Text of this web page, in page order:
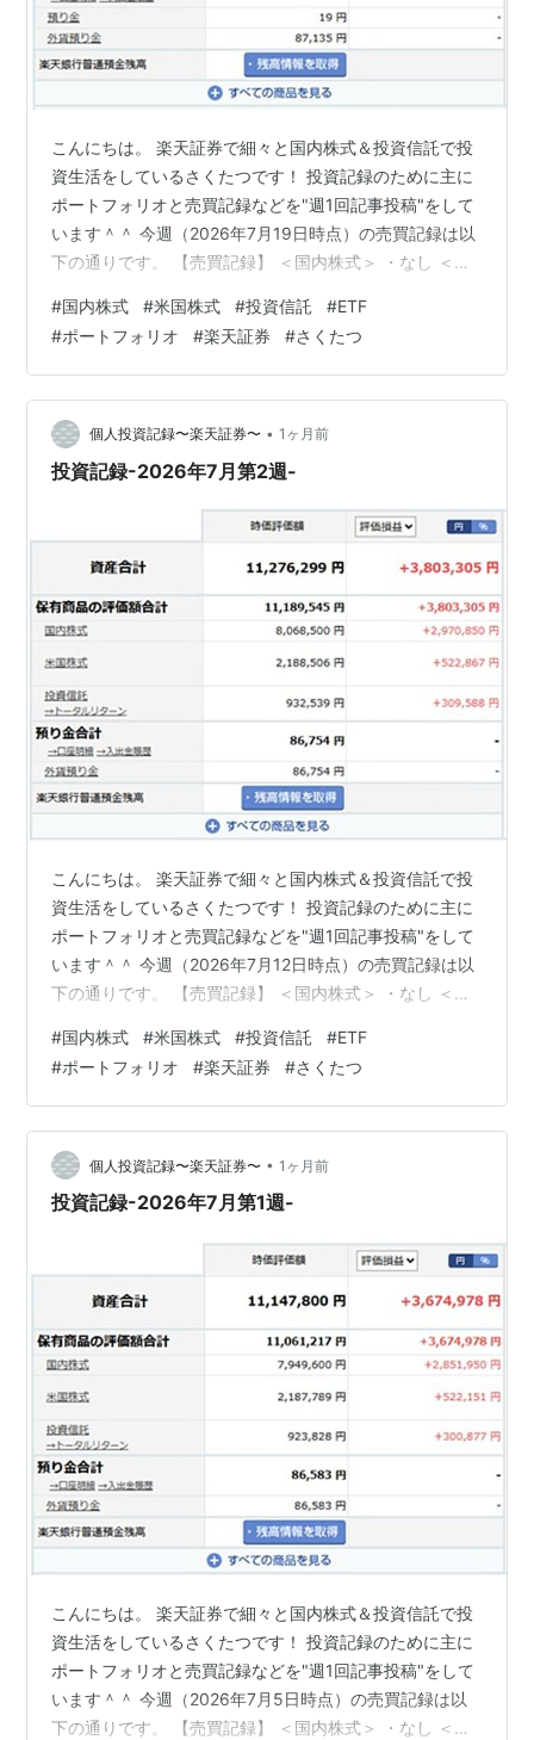
こんにちは。 楽天証券で細々と国内株式＆投資信託で投
資生活をしているさくたつです！ 投資記録のために主に
ポートフォリオと売買記録などを"週1回記事投稿"をして
います＾＾ 今週（2026年7月19日時点）の売買記録は以
下の通りです。 【売買記録】 ＜国内株式＞ ・なし ＜米
株式ETF 1株（単価$48.520/為替レート¥160.430）約定
日：2026年7月16日 ＜投資信託＞ ・買付：ニッセイグロ
ーバル好配当株式プラス（毎月決算型）30円 約定日：
2026年7月15日 ・買付：ダイワJ-REITオープン（毎月分
配型）4円 約定日：…
#国内株式 #米国株式 #投資信託 #ETF
#ポートフォリオ #楽天証券 #さくたつ
個人投資記録〜楽天証券〜 • 1ヶ月前
投資記録-2026年7月第2週-
こんにちは。 楽天証券で細々と国内株式＆投資信託で投
資生活をしているさくたつです！ 投資記録のために主に
ポートフォリオと売買記録などを"週1回記事投稿"をして
います＾＾ 今週（2026年7月12日時点）の売買記録は以
下の通りです。 【売買記録】 ＜国内株式＞ ・なし ＜米
オ】 ＜資産合計＞ ＜資産比率＞ ＜保有商品詳細＞ 先週
との評価損益比較は+128,328円となりました。 ・国内株
式：今週8,068,500円－先週7,949,600円＝+118,900円
・米国株式：今週2,188,506円－先週2,187,789円＝+717
円 ・投資…
#国内株式 #米国株式 #投資信託 #ETF
#ポートフォリオ #楽天証券 #さくたつ
個人投資記録〜楽天証券〜 • 1ヶ月前
投資記録-2026年7月第1週-
こんにちは。 楽天証券で細々と国内株式＆投資信託で投
資生活をしているさくたつです！ 投資記録のために主に
ポートフォリオと売買記録などを"週1回記事投稿"をして
います＾＾ 今週（2026年7月5日時点）の売買記録は以
下の通りです。 【売買記録】 ＜国内株式＞ ・なし ＜米